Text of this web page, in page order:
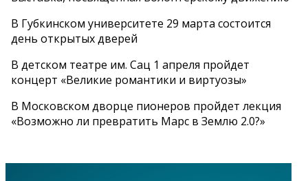
В Губкинском университете 29 марта состоится
день открытых дверей
В детском театре им. Сац 1 апреля пройдет
концерт «Великие романтики и виртуозы»
В Московском дворце пионеров пройдет лекция
«Возможно ли превратить Марс в Землю 2.0?»